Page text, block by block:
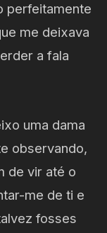
perfeitamente
me deixava
a fala
uma dama
observando,
de vir até o
me de ti e
fosses